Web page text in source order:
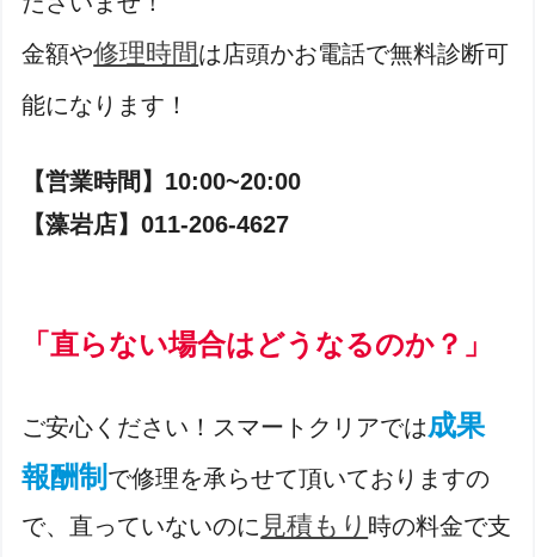
金額や修理時間は店頭かお電話で無料診断可
能になります！
【営業時間】10:00~20:00
【藻岩店】011-206-4627
「直らない場合はどうなるのか？」
ご安心ください！スマートクリアでは成果
報酬制 で修理を承らせて頂いておりますの
で、直っていないのに 見積もり 時の料金で支